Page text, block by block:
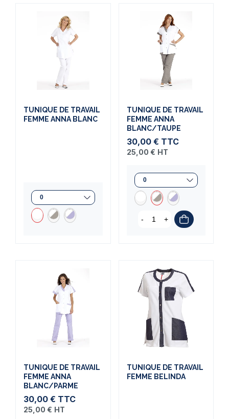
TUNIQUE DE TRAVAIL
FEMME ANNA BLANC
TUNIQUE DE TRAVAIL
FEMME ANNA
BLANC/TAUPE
30,00 € TTC
25,00 € HT
- +
TUNIQUE DE TRAVAIL
FEMME ANNA
BLANC/PARME
30,00 € TTC
25,00 € HT
TUNIQUE DE TRAVAIL
FEMME BELINDA